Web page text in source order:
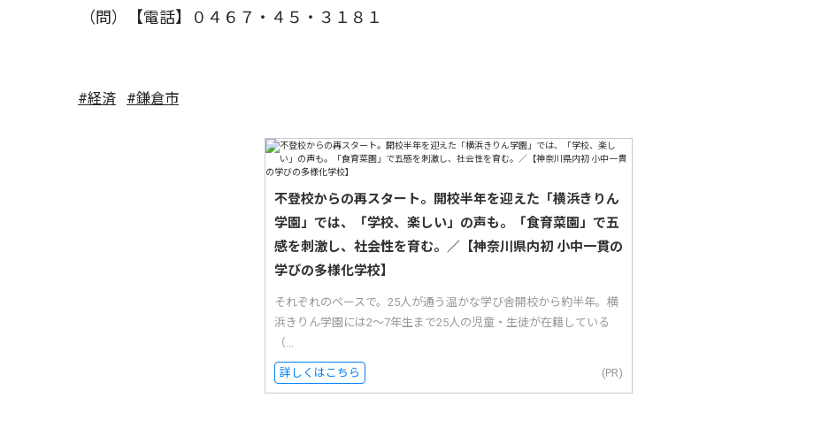
（問）【電話】０４６７・４５・３１８１
#経済 #鎌倉市
不登校からの再スタート。開校半年を迎えた「横浜きりん
学園」では、「学校、楽しい」の声も。「食育菜園」で五
感を刺激し、社会性を育む。／【神奈川県内初 小中一貫の
学びの多様化学校】
それぞれのペースで。25人が通う温かな学び舎開校から約半年。横
浜きりん学園には2〜7年生まで25人の児童・生徒が在籍している
（...
詳しくはこちら (PR)